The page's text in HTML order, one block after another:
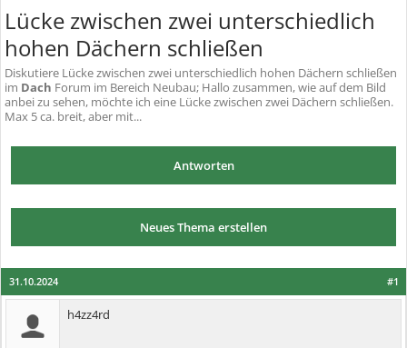
Lücke zwischen zwei unterschiedlich
hohen Dächern schließen
Diskutiere Lücke zwischen zwei unterschiedlich hohen Dächern schließen
im Dach Forum im Bereich Neubau; Hallo zusammen, wie auf dem Bild
anbei zu sehen, möchte ich eine Lücke zwischen zwei Dächern schließen.
Max 5 ca. breit, aber mit...
Antworten
Neues Thema erstellen
#1
31.10.2024
h4zz4rd